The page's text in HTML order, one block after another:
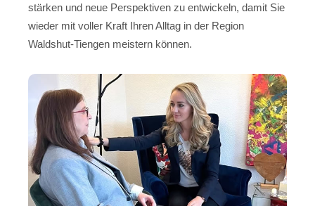
stärken und neue Perspektiven zu entwickeln, damit Sie
wieder mit voller Kraft Ihren Alltag in der Region
Waldshut-Tiengen meistern können.